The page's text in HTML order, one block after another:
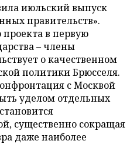
июльский выпуск
правительств».
в первую
– члены
о качественном
политики Брюсселя.
с Москвой
уделом отдельных
существенно сокращая
даже наиболее